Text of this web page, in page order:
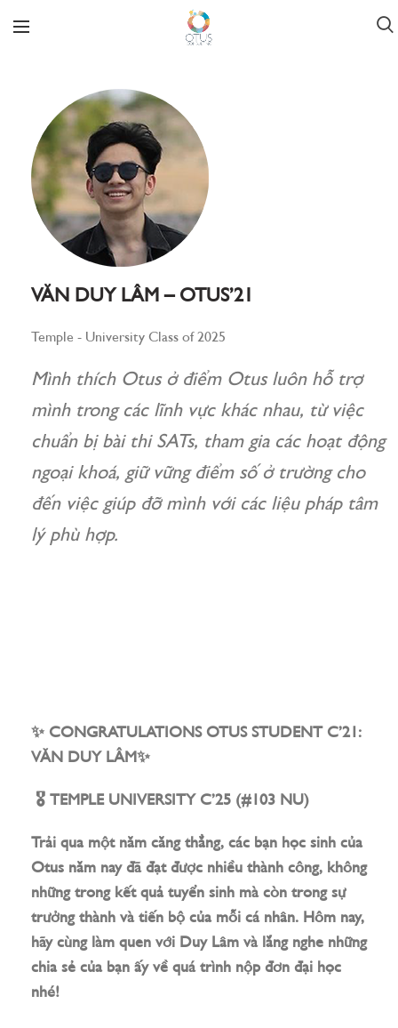
VĂN DUY LÂM – OTUS’21
Temple - University Class of 2025
Mình thích Otus ở điểm Otus luôn hỗ trợ
mình trong các lĩnh vực khác nhau, từ việc
chuẩn bị bài thi SATs, tham gia các hoạt động
ngoại khoá, giữ vững điểm số ở trường cho
đến việc giúp đỡ mình với các liệu pháp tâm
lý phù hợp.
✨ CONGRATULATIONS OTUS STUDENT C’21:
VĂN DUY LÂM✨
🎖️ TEMPLE UNIVERSITY C’25 (#103 NU)
Trải qua một năm căng thẳng, các bạn học sinh của
Otus năm nay đã đạt được nhiều thành công, không
những trong kết quả tuyển sinh mà còn trong sự
trưởng thành và tiến bộ của mỗi cá nhân. Hôm nay,
hãy cùng làm quen với Duy Lâm và lắng nghe những
chia sẻ của bạn ấy về quá trình nộp đơn đại học
nhé!